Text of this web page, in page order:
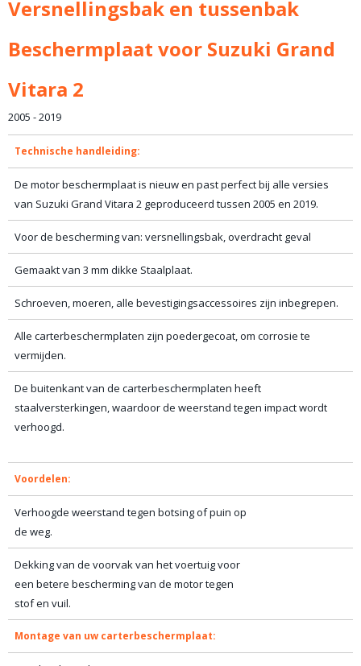
19,00 Kg
Versnellingsbak en tussenbak
Beschermplaat voor Suzuki Grand
Vitara 2
2005 - 2019
Technische handleiding:
De motor beschermplaat is nieuw en past perfect bij alle versies
van Suzuki Grand Vitara 2 geproduceerd tussen 2005 en 2019.
Voor de bescherming van: versnellingsbak, overdracht geval
Gemaakt van 3 mm dikke Staalplaat.
Schroeven, moeren, alle bevestigingsaccessoires zijn inbegrepen.
Alle carterbeschermplaten zijn poedergecoat, om corrosie te
vermijden.
De buitenkant van de carterbeschermplaten heeft
staalversterkingen, waardoor de weerstand tegen impact wordt
verhoogd.
Voordelen:
Verhoogde weerstand tegen botsing of puin op
de weg.
Dekking van de voorvak van het voertuig voor
een betere bescherming van de motor tegen
stof en vuil.
Montage van uw carterbeschermplaat: